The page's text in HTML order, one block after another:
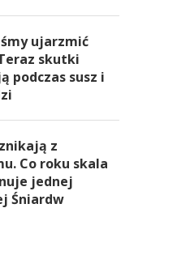
ujarzmić
skutki
podczas susz i
z
Co roku skala
jednej
Śniardw